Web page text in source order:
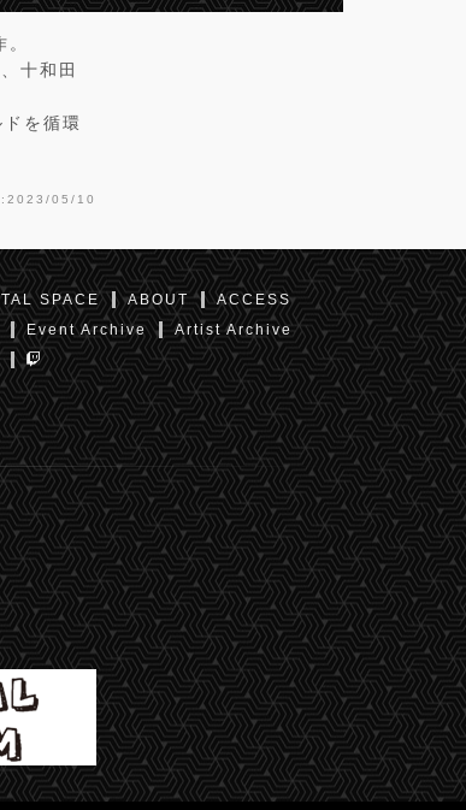
十和田
を循環
:2023/05/10
SPACE ABOUT
ACCESS
Event Archive
Artist Archive